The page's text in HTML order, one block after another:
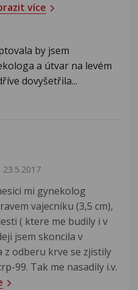
více
by jsem
a útvar na levém
dovyšetřila...
23.5.2017
mi gynekolog
vajecniku (3,5 cm),
( ktere me budily i v
jsem skoncila v
z odberu krve se zjistily
99. Tak me nasadily i.v.